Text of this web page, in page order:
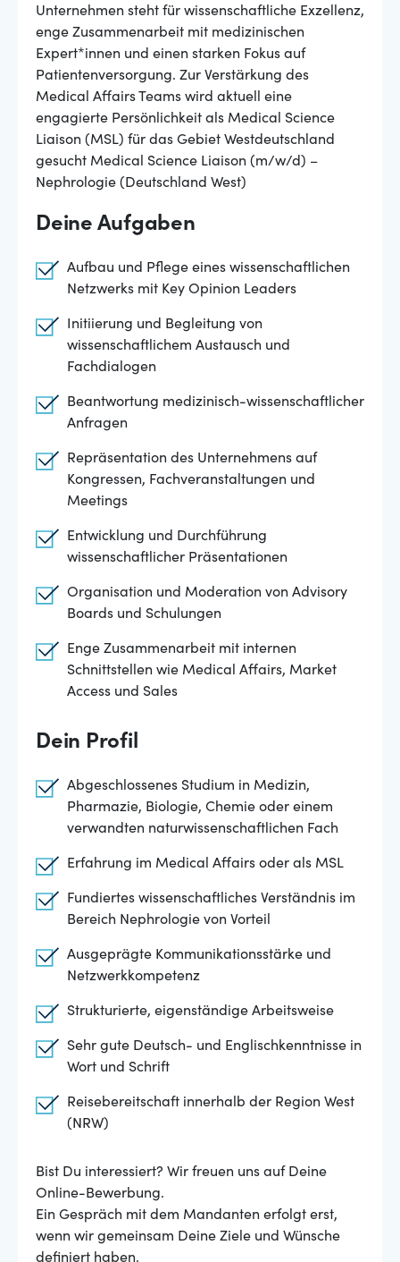
Unternehmen steht für wissenschaftliche Exzellenz,
enge Zusammenarbeit mit medizinischen
Expert*innen und einen starken Fokus auf
Patientenversorgung. Zur Verstärkung des
Medical Affairs Teams wird aktuell eine
engagierte Persönlichkeit als Medical Science
Liaison (MSL) für das Gebiet Westdeutschland
gesucht Medical Science Liaison (m/w/d) –
Nephrologie (Deutschland West)
Deine Aufgaben
Aufbau und Pflege eines wissenschaftlichen
Netzwerks mit Key Opinion Leaders
Initiierung und Begleitung von
wissenschaftlichem Austausch und
Fachdialogen
Beantwortung medizinisch-wissenschaftlicher
Anfragen
Repräsentation des Unternehmens auf
Kongressen, Fachveranstaltungen und
Meetings
Entwicklung und Durchführung
wissenschaftlicher Präsentationen
Organisation und Moderation von Advisory
Boards und Schulungen
Enge Zusammenarbeit mit internen
Schnittstellen wie Medical Affairs, Market
Access und Sales
Dein Profil
Abgeschlossenes Studium in Medizin,
Pharmazie, Biologie, Chemie oder einem
verwandten naturwissenschaftlichen Fach
Erfahrung im Medical Affairs oder als MSL
Fundiertes wissenschaftliches Verständnis im
Bereich Nephrologie von Vorteil
Ausgeprägte Kommunikationsstärke und
Netzwerkkompetenz
Strukturierte, eigenständige Arbeitsweise
Sehr gute Deutsch- und Englischkenntnisse in
Wort und Schrift
Reisebereitschaft innerhalb der Region West
(NRW)
Bist Du interessiert? Wir freuen uns auf Deine
Online-Bewerbung.
Ein Gespräch mit dem Mandanten erfolgt erst,
wenn wir gemeinsam Deine Ziele und Wünsche
definiert haben.